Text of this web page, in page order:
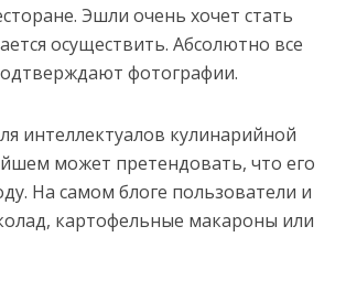
Эшли очень хочет стать
осуществить. Абсолютно все
фотографии.
интеллектуалов кулинарийной
может претендовать, что его
На самом блоге пользователи и
картофельные макароны или